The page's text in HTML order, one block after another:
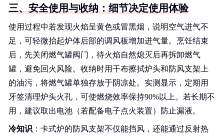
三、安全使用与收纳：细节决定使用体验
使用过程中若发现火焰呈黄色或冒黑烟，说明空气进气不
足，可轻微抬起炉体后部的调风板增加进气量。烹饪结束
后，先关闭燃气罐阀门，待火焰自然熄灭后再拆卸燃气
罐，避免回火风险。收纳时用干布擦拭炉头和防风支架上
的油污，将燃气罐单独存放于阴凉处。实测显示，定期用
牙签清理炉头火孔，可使燃烧效率保持90%以上。若长期不
用，建议取出电池（若配备电子点火装置）防止漏液。
冷知识 ：卡式炉的防风支架不仅能挡风，还能通过反射热